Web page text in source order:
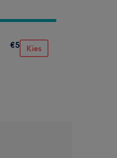
€5 Kies